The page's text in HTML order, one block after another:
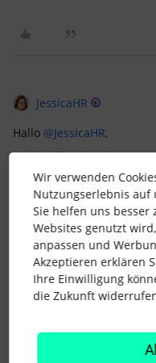
JessicaHR
Hallo @JessicaHR,
Wie ist die Situation,
“akzeptiert” wird?
Dass ein
2. Mitarbeiterprofil
nochmal anfängt
hat.
Jemand hat sich
ggf. zu früh auf
und dem setzten in die
Mitarbeiterprofil angelegt.
Wir verwenden
Nutzungserlebnis auf
Sie helfen uns besser
Websites genutzt
anpassen und
Akzeptieren erklären
Ihre Einwilligung
die Zukunft